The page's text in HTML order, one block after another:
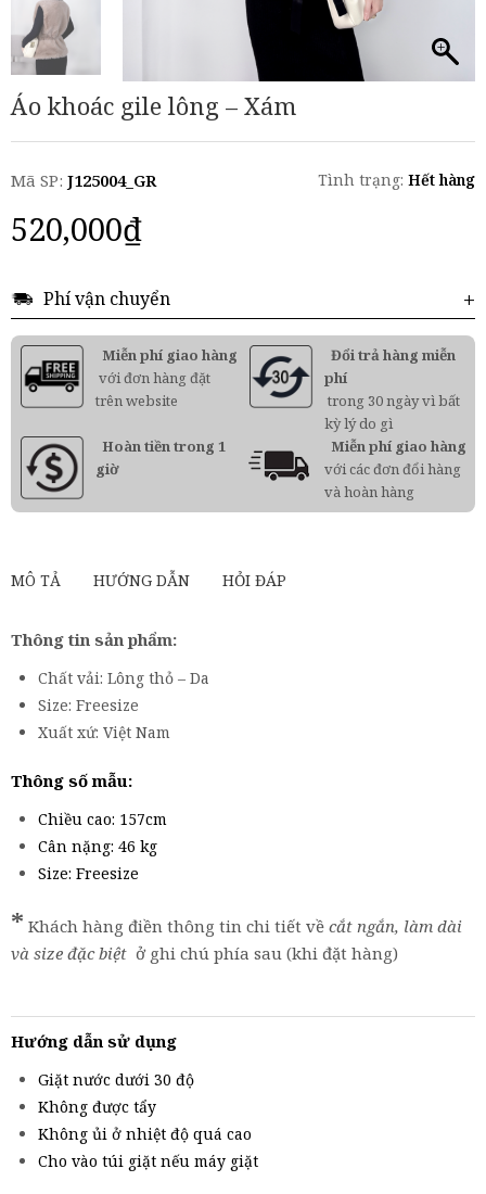
Áo khoác gile lông – Xám
Mã SP: J125004_GR Tình trạng: Hết hàng
520,000₫
Phí vận chuyển
Miễn phí giao hàng
với đơn hàng đặt
trên website
Đổi trả hàng miễn
phí
trong 30 ngày vì bất
kỳ lý do gì
Hoàn tiền trong 1
giờ
Miễn phí giao hàng
với các đơn đổi hàng
và hoàn hàng
MÔ TẢ HƯỚNG DẪN HỎI ĐÁP
Thông tin sản phẩm:
Chất vải: Lông thỏ – Da
Size: Freesize
Xuất xứ: Việt Nam
Thông số mẫu:
Chiều cao: 157cm
Cân nặng: 46 kg
Size: Freesize
* Khách hàng điền thông tin chi tiết về cắt ngắn, làm dài
và size đặc biệt ở ghi chú phía sau (khi đặt hàng)
Hướng dẫn sử dụng
Giặt nước dưới 30 độ
Không được tẩy
Không ủi ở nhiệt độ quá cao
Cho vào túi giặt nếu máy giặt